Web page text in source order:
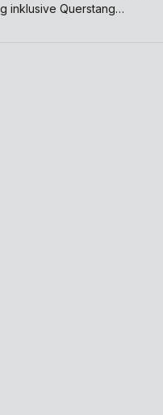
inklusive Querstang…